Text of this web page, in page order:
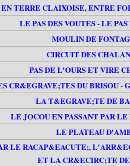
TERRE CLAIXOISE, ENTRE
LE PAS DES VOUTES - LE
MOULIN DE
CIRCUIT DES
PAS DE L'OURS ET VIRE
CR&EGRAVE;TES DU BRISOU -
LA T&EGRAVE;TE DE
LE JOCOU EN PASSANT PAR
LE PLATEAU
LE RACAP&EACUTE;,
ET LA CR&ECIRC;TE